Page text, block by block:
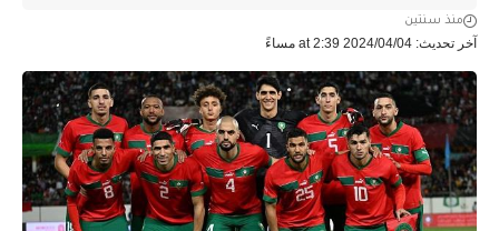
آخر تحديث: 2024/04/04 at 2:39 مساءً
منذ سنتين